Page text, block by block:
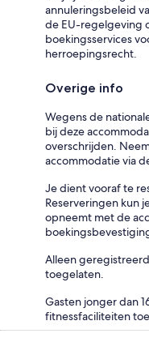
annuleringsbeleid
de EU-regelgeving
boekingsservices
herroepingsrecht.
Overige info
Wegens de
bij deze
overschrijden.
accommodatie via
Je dient vooraf te
Reserveringen kun
opneemt met de
Alleen
toegelaten.
Gasten jonger dan
fitnessfaciliteiten